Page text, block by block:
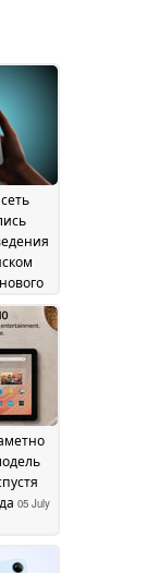
July 2026
05 July